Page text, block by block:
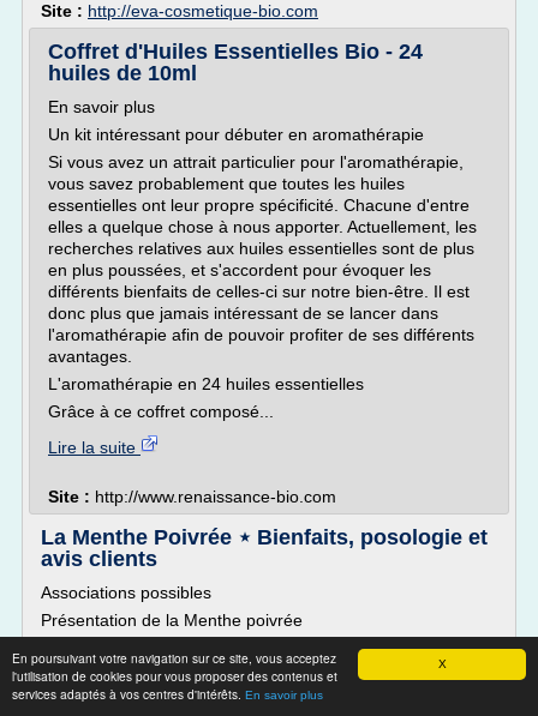
X
En poursuivant votre navigation sur ce site, vous acceptez
l'utilisation de cookies pour vous proposer des contenus et
services adaptés à vos centres d'intérêts. En savoir plus
Site : http://eva-cosmetique-bio.com
Coffret d'Huiles Essentielles Bio - 24
huiles de 10ml
En savoir plus
Un kit intéressant pour débuter en aromathérapie
Si vous avez un attrait particulier pour l'aromathérapie,
vous savez probablement que toutes les huiles
essentielles ont leur propre spécificité. Chacune d'entre
elles a quelque chose à nous apporter. Actuellement, les
recherches relatives aux huiles essentielles sont de plus
en plus poussées, et s'accordent pour évoquer les
différents bienfaits de celles-ci sur notre bien-être. Il est
donc plus que jamais intéressant de se lancer dans
l'aromathérapie afin de pouvoir profiter de ses différents
avantages.
L'aromathérapie en 24 huiles essentielles
Grâce à ce coffret composé...
Lire la suite
Site : http://www.renaissance-bio.com
La Menthe Poivrée ⋆ Bienfaits, posologie et
avis clients
Associations possibles
Présentation de la Menthe poivrée
Communément appelée menthe, la Menthe poivrée ou
menthe anglaise ou encore Mentha x piperita de son nom
botanique est une plante de la famille des Lamiacées. Cette